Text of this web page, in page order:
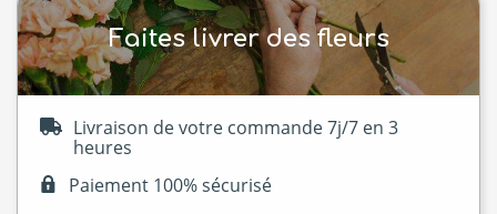
Faites livrer des fleurs
Livraison de votre commande 7j/7 en 3
heures
Paiement 100% sécurisé